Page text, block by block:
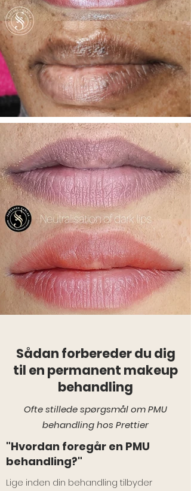
Sådan forbereder du dig
til en permanent makeup
behandling
Ofte stillede spørgsmål om PMU
behandling hos Prettier
"Hvordan foregår en PMU
behandling?"
Lige inden din behandling tilbyder